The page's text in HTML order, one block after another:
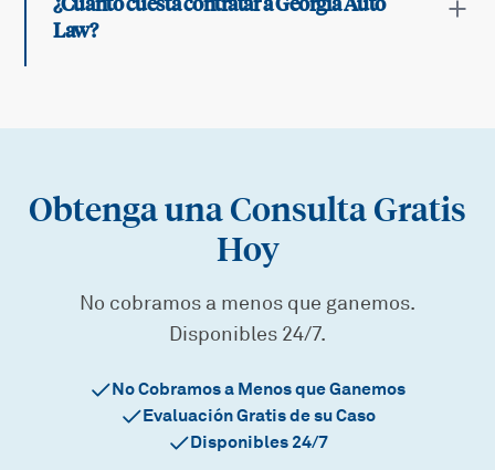
Law?
Obtenga una Consulta Gratis
Hoy
No cobramos a menos que ganemos.
Disponibles 24/7.
No Cobramos a Menos que Ganemos
Evaluación Gratis de su Caso
Disponibles 24/7